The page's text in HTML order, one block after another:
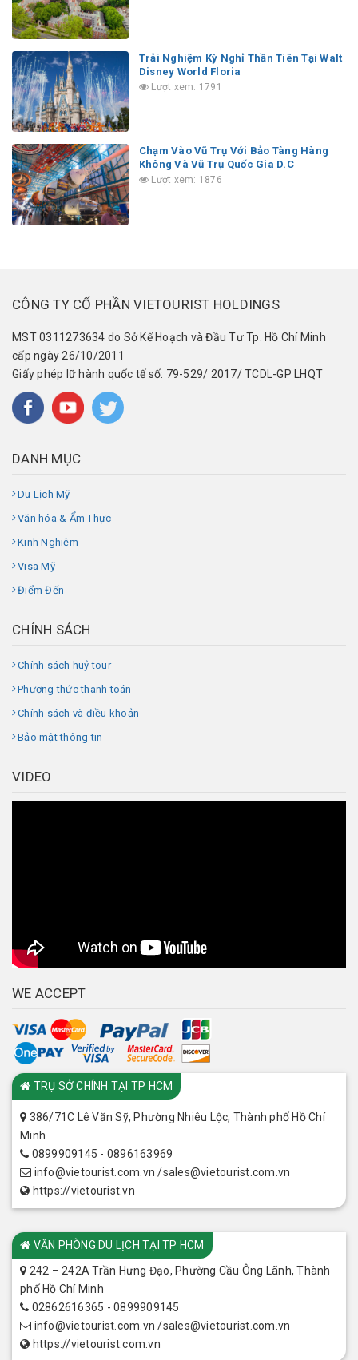
Trải Nghiệm Kỳ Nghỉ Thần Tiên Tại Walt
Disney World Floria
Lượt xem: 1791
Chạm Vào Vũ Trụ Với Bảo Tàng Hàng
Không Và Vũ Trụ Quốc Gia D.C
Lượt xem: 1876
CÔNG TY CỔ PHẦN VIETOURIST HOLDINGS
MST 0311273634 do Sở Kế Hoạch và Đầu Tư Tp. Hồ Chí Minh
cấp ngày 26/10/2011
Giấy phép lữ hành quốc tế số: 79-529/ 2017/ TCDL-GP LHQT
DANH MỤC
Du Lịch Mỹ
Văn hóa & Ẩm Thực
Kinh Nghiệm
Visa Mỹ
Điểm Đến
CHÍNH SÁCH
Chính sách huỷ tour
Phương thức thanh toán
Chính sách và điều khoản
Bảo mật thông tin
VIDEO
WE ACCEPT
CHI NHÁNH
TRỤ SỞ CHÍNH TẠI TP HCM
386/71C Lê Văn Sỹ, Phường Nhiêu Lộc, Thành phố Hồ Chí
Minh
0899909145 - 0896163969
info@vietourist.com.vn /sales@vietourist.com.vn
https://vietourist.vn
VĂN PHÒNG DU LỊCH TẠI TP HCM
242 – 242A Trần Hưng Đạo, Phường Cầu Ông Lãnh, Thành
phố Hồ Chí Minh
02862616365 - 0899909145
info@vietourist.com.vn /sales@vietourist.com.vn
https://vietourist.com.vn